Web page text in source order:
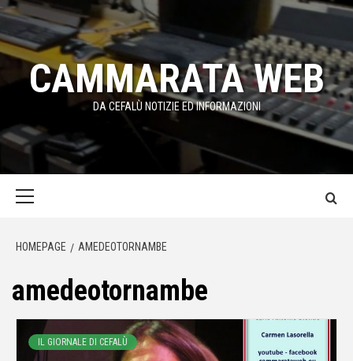
Passa
contenuto
CAMMARATA WEB
DA CEFALÙ NOTIZIE ED INFORMAZIONI
HOMEPAGE AMEDEOTORNAMBE
amedeotornambe
IL GIORNALE DI CEFALÙ